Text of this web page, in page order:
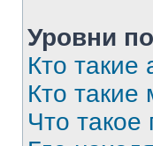
Уровни
Кто такие
Кто такие
Что такое